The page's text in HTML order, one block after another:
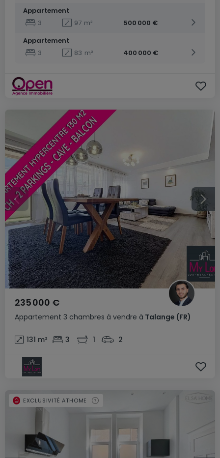
Appartement
3
97 m²
500 000 €
Appartement
3
83 m² 400 000 €
Appartement 3 chambres à vendre à Talange (FR)
235 000 €
131 m² 3 1 2
EXCLUSIVITÉ ATHOME